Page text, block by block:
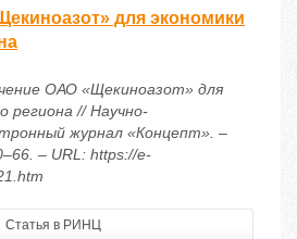
для экономики
ОАО «Щекиноазот» для
региона // Научно-
журнал «Концепт». –
– URL: https://e-
Статья в РИНЦ